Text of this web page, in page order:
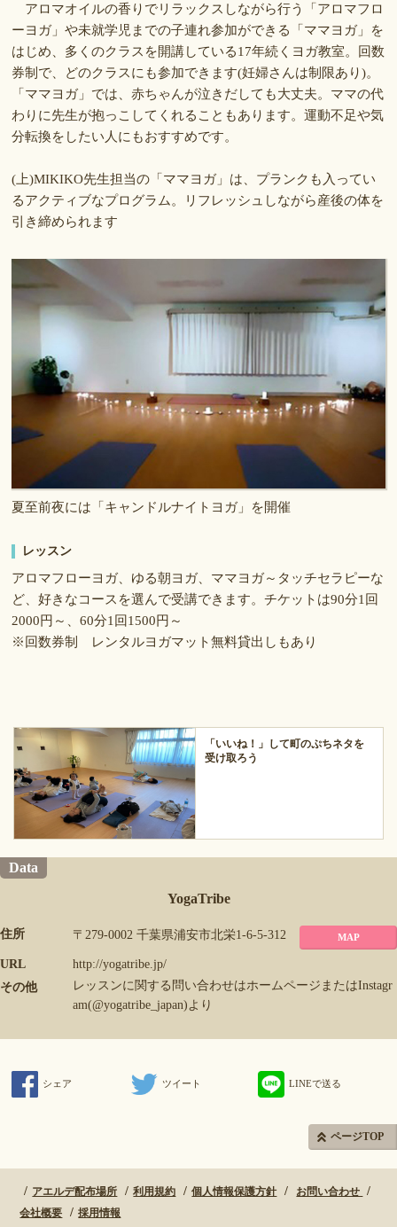
アロマオイルの香りでリラックスしながら行う「アロマフロ
ーヨガ」や未就学児までの子連れ参加ができる「ママヨガ」を
はじめ、多くのクラスを開講している17年続くヨガ教室。回数
券制で、どのクラスにも参加できます(妊婦さんは制限あり)。
「ママヨガ」では、赤ちゃんが泣きだしても大丈夫。ママの代
わりに先生が抱っこしてくれることもあります。運動不足や気
分転換をしたい人にもおすすめです。
(上)MIKIKO先生担当の「ママヨガ」は、プランクも入ってい
るアクティブなプログラム。リフレッシュしながら産後の体を
引き締められます
夏至前夜には「キャンドルナイトヨガ」を開催
レッスン
アロマフローヨガ、ゆる朝ヨガ、ママヨガ～タッチセラピーな
ど、好きなコースを選んで受講できます。チケットは90分1回
2000円～、60分1回1500円～
※回数券制 レンタルヨガマット無料貸出しもあり
「いいね！」して町のぷちネタを
受け取ろう
Data
YogaTribe
住所 〒279-0002 千葉県浦安市北栄1-6-5-312 MAP
URL
http://yogatribe.jp/
その他
レッスンに関する問い合わせはホームページまたはInstagr
am(@yogatribe_japan)より
シェア ツイート LINEで送る
ページTOP
アエルデ配布場所 利用規約 個人情報保護方針
お問い合わせ
会社概要
採用情報